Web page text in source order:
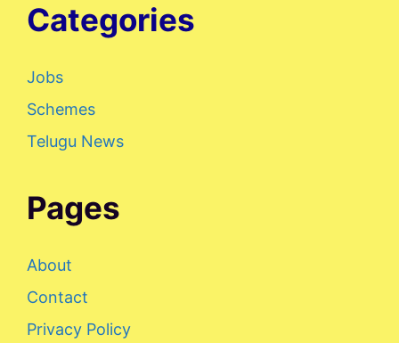
Categories
Jobs
Schemes
Telugu News
Pages
About
Contact
Privacy Policy